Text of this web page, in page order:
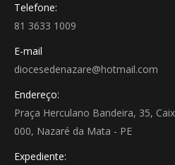
Telefone:
81 3633 1009
E-mail
diocesedenazare@hotmail.com
Endereço:
Praça Herculano Bandeira, 35,
000, Nazaré da Mata - PE
Expediente: